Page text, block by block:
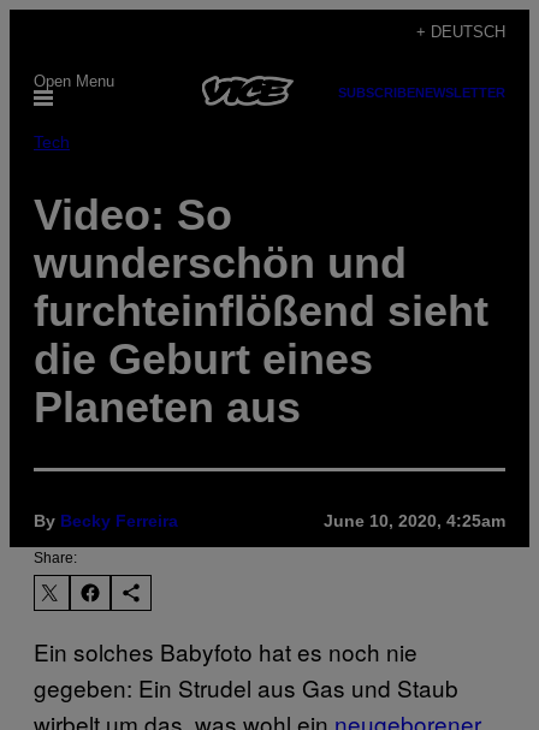
content
+ DEUTSCH
Open Menu
SUBSCRIBENEWSLETTER
Tech
Video: So
wunderschön und
furchteinflößend sieht
die Geburt eines
Planeten aus
By Becky Ferreira June 10, 2020, 4:25am
Share:
Ein solches Babyfoto hat es noch nie
gegeben: Ein Strudel aus Gas und Staub
wirbelt um das, was wohl ein neugeborener